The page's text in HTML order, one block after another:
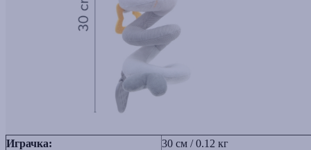
Играчка: 30 см / 0.12 кг